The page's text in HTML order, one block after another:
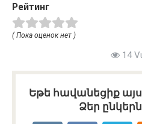
Рейтинг
( Пока оценок нет )
14
Եթե հավանեցիք
Ձեր